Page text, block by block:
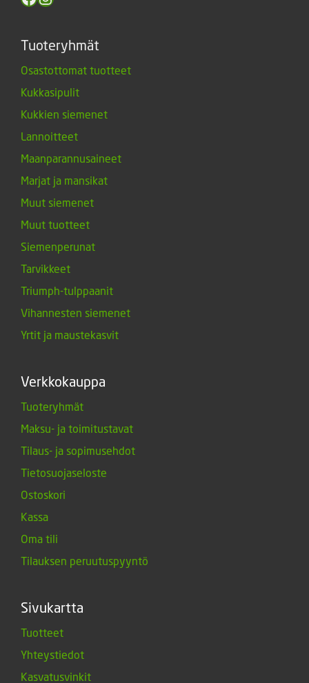
Tuoteryhmät
Osastottomat tuotteet
Kukkasipulit
Kukkien siemenet
Lannoitteet
Maanparannusaineet
Marjat ja mansikat
Muut siemenet
Muut tuotteet
Siemenperunat
Tarvikkeet
Triumph-tulppaanit
Vihannesten siemenet
Yrtit ja maustekasvit
Verkkokauppa
Tuoteryhmät
Maksu- ja toimitustavat
Tilaus- ja sopimusehdot
Tietosuojaseloste
Ostoskori
Kassa
Oma tili
Tilauksen peruutuspyyntö
Sivukartta
Tuotteet
Yhteystiedot
Kasvatusvinkit